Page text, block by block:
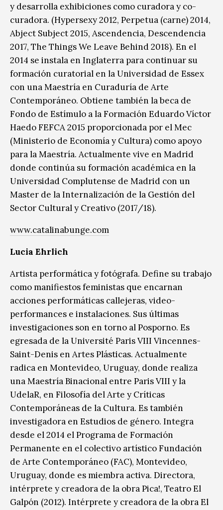
y desarrolla exhibiciones como curadora y co-
curadora. (Hypersexy 2012, Perpetua (carne) 2014,
Abject Subject 2015, Ascendencia, Descendencia
2017, The Things We Leave Behind 2018). En el
2014 se instala en Inglaterra para continuar su
formación curatorial en la Universidad de Essex
con una Maestría en Curaduría de Arte
Contemporáneo. Obtiene también la beca de
Fondo de Estímulo a la Formación Eduardo Víctor
Haedo FEFCA 2015 proporcionada por el Mec
(Ministerio de Economía y Cultura) como apoyo
para la Maestría. Actualmente vive en Madrid
donde continúa su formación académica en la
Universidad Complutense de Madrid con un
Master de la Internalización de la Gestión del
Sector Cultural y Creativo (2017/18).
www.catalinabunge.com
Lucia Ehrlich
Artista performática y fotógrafa. Define su trabajo
como manifiestos feministas que encarnan
acciones performáticas callejeras, video-
performances e instalaciones. Sus últimas
investigaciones son en torno al Posporno. Es
egresada de la Université Paris VIII Vincennes-
Saint-Denis en Artes Plásticas. Actualmente
radica en Montevideo, Uruguay, donde realiza
una Maestría Binacional entre Paris VIII y la
UdelaR, en Filosofía del Arte y Críticas
Contemporáneas de la Cultura. Es también
investigadora en Estudios de género. Integra
desde el 2014 el Programa de Formación
Permanente en el colectivo artístico Fundación
de Arte Contemporáneo (FAC), Montevideo,
Uruguay, donde es miembra activa. Directora,
intérprete y creadora de la obra Pica!, Teatro El
Galpón (2012). Intérprete y creadora de la obra El